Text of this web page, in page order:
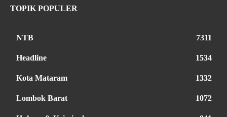
TOPIK POPULER
NTB 7311
Headline 1534
Kota Mataram 1332
Lombok Barat 1072